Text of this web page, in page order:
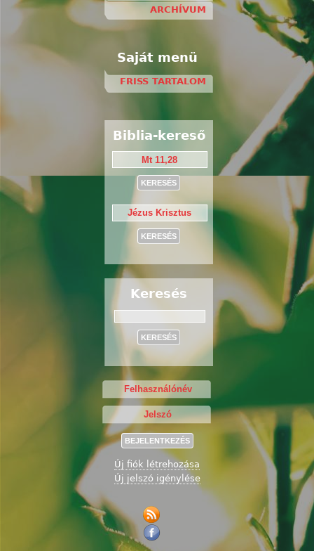
ARCHÍVUM
Saját menü
FRISS TARTALOM
Biblia-kereső
Keresés
Új fiók létrehozása
Új jelszó igénylése